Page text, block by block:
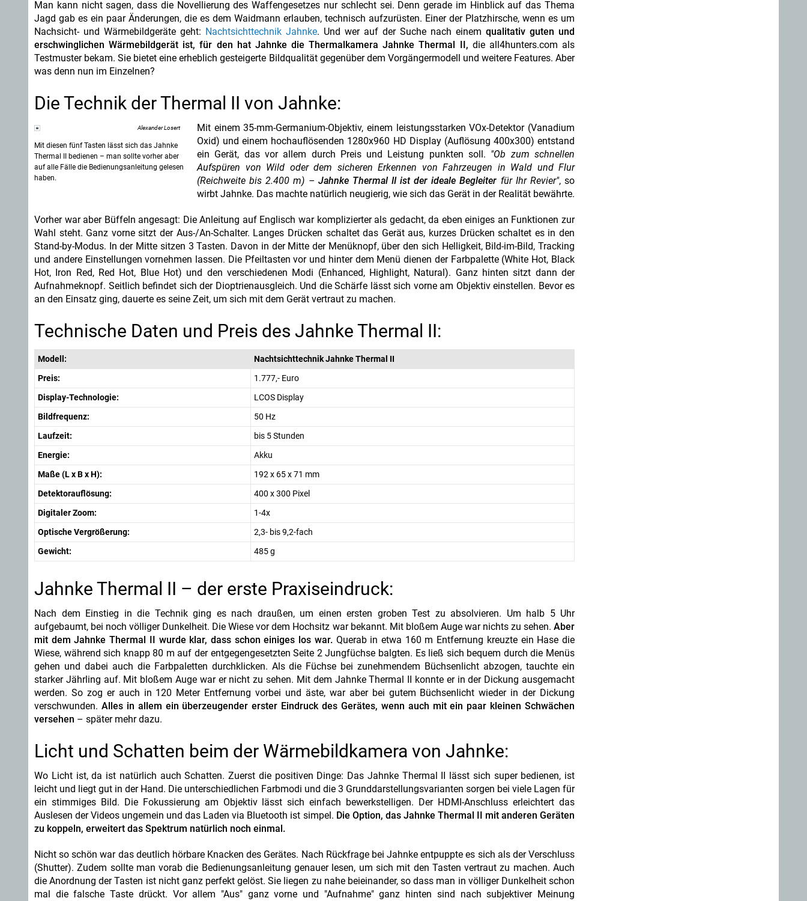
Man kann nicht sagen, dass die Novellierung des Waffengesetzes nur schlecht sei. Denn gerade im Hinblick auf das Thema
Jagd gab es ein paar Änderungen, die es dem Waidmann erlauben, technisch aufzurüsten. Einer der Platzhirsche, wenn es um
Nachsicht- und Wärmebildgeräte geht: Nachtsichttechnik Jahnke. Und wer auf der Suche nach einem qualitativ guten und
erschwinglichen Wärmebildgerät ist, für den hat Jahnke die Thermalkamera Jahnke Thermal II, die all4hunters.com als
Testmuster bekam. Sie bietet eine erheblich gesteigerte Bildqualität gegenüber dem Vorgängermodell und weitere Features. Aber
was denn nun im Einzelnen?
Die Technik der Thermal II von Jahnke:
Alexander Losert
Mit diesen fünf Tasten lässt sich das Jahnke
Thermal II bedienen – man sollte vorher aber
auf alle Fälle die Bedienungsanleitung gelesen
haben.
Mit einem 35-mm-Germanium-Objektiv, einem leistungsstarken VOx-Detektor (Vanadium
Oxid) und einem hochauflösenden 1280x960 HD Display (Auflösung 400x300) entstand
ein Gerät, das vor allem durch Preis und Leistung punkten soll. "Ob zum schnellen
Aufspüren von Wild oder dem sicheren Erkennen von Fahrzeugen in Wald und Flur
(Reichweite bis 2.400 m) – Jahnke Thermal II ist der ideale Begleiter für Ihr Revier", so
wirbt Jahnke. Das machte natürlich neugierig, wie sich das Gerät in der Realität bewährte.
Vorher war aber Büffeln angesagt: Die Anleitung auf Englisch war komplizierter als gedacht, da eben einiges an Funktionen zur
Wahl steht. Ganz vorne sitzt der Aus-/An-Schalter. Langes Drücken schaltet das Gerät aus, kurzes Drücken schaltet es in den
Stand-by-Modus. In der Mitte sitzen 3 Tasten. Davon in der Mitte der Menüknopf, über den sich Helligkeit, Bild-im-Bild, Tracking
und andere Einstellungen vornehmen lassen. Die Pfeiltasten vor und hinter dem Menü dienen der Farbpalette (White Hot, Black
Hot, Iron Red, Red Hot, Blue Hot) und den verschiedenen Modi (Enhanced, Highlight, Natural). Ganz hinten sitzt dann der
Aufnahmeknopf. Seitlich befindet sich der Dioptrienausgleich. Und die Schärfe lässt sich vorne am Objektiv einstellen. Bevor es
an den Einsatz ging, dauerte es seine Zeit, um sich mit dem Gerät vertraut zu machen.
Technische Daten und Preis des Jahnke Thermal II:
Modell:
Nachtsichttechnik Jahnke Thermal II
Preis:
1.777,- Euro
Display-Technologie:
LCOS Display
Bildfrequenz:
50 Hz
Laufzeit:
bis 5 Stunden
Energie:
Akku
Maße (L x B x H):
192 x 65 x 71 mm
Detektorauflösung:
400 x 300 Pixel
Digitaler Zoom:
1-4x
Optische Vergrößerung:
2,3- bis 9,2-fach
Gewicht:
485 g
Jahnke Thermal II – der erste Praxiseindruck:
Nach dem Einstieg in die Technik ging es nach draußen, um einen ersten groben Test zu absolvieren. Um halb 5 Uhr
aufgebaumt, bei noch völliger Dunkelheit. Die Wiese vor dem Hochsitz war bekannt. Mit bloßem Auge war nichts zu sehen. Aber
mit dem Jahnke Thermal II wurde klar, dass schon einiges los war.Querab in etwa 160 m Entfernung kreuzte ein Hase die
Wiese, während sich knapp 80 m auf der entgegengesetzten Seite 2 Jungfüchse balgten. Es ließ sich bequem durch die Menüs
gehen und dabei auch die Farbpaletten durchklicken. Als die Füchse bei zunehmendem Büchsenlicht abzogen, tauchte ein
starker Jährling auf. Mit bloßem Auge war er nicht zu sehen. Mit dem Jahnke Thermal II konnte er in der Dickung ausgemacht
werden. So zog er auch in 120 Meter Entfernung vorbei und äste, war aber bei gutem Büchsenlicht wieder in der Dickung
verschwunden. Alles in allem ein überzeugender erster Eindruck des Gerätes, wenn auch mit ein paar kleinen Schwächen
versehen – später mehr dazu.
Licht und Schatten beim der Wärmebildkamera von Jahnke:
Wo Licht ist, da ist natürlich auch Schatten. Zuerst die positiven Dinge: Das Jahnke Thermal II lässt sich super bedienen, ist
leicht und liegt gut in der Hand. Die unterschiedlichen Farbmodi und die 3 Grunddarstellungsvarianten sorgen bei viele Lagen für
ein stimmiges Bild. Die Fokussierung am Objektiv lässt sich einfach bewerkstelligen. Der HDMI-Anschluss erleichtert das
Auslesen der Videos ungemein und das Laden via Bluetooth ist simpel. Die Option, das Jahnke Thermal II mit anderen Geräten
zu koppeln, erweitert das Spektrum natürlich noch einmal.
Nicht so schön war das deutlich hörbare Knacken des Gerätes. Nach Rückfrage bei Jahnke entpuppte es sich als der Verschluss
(Shutter). Zudem sollte man vorab die Bedienungsanleitung genauer lesen, um sich mit den Tasten vertraut zu machen. Auch
die Anordnung der Tasten ist nicht ganz perfekt gelöst. Sie liegen zu nahe beieinander, so dass man in völliger Dunkelheit schon
mal die falsche Taste drückt. Vor allem "Aus" ganz vorne und "Aufnahme" ganz hinten sind nach subjektiver Meinung